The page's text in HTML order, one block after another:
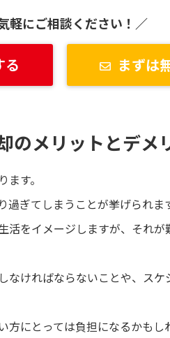
軽にご相談ください！／
る まずは
のメリットとデメ
す。
ぎてしまうことが挙げられま
をイメージしますが、それ
なければならないことや、ス
にとっては負担になるかもし